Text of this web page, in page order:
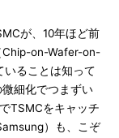
が、10年ほど前
Chip-on-Wafer-on-
ることは知って
細化でつまずい
TSMCをキャッチ
）も、こぞ